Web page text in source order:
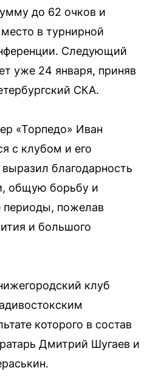
до 62 очков и
в турнирной
Следующий
уже 24 января, приняв
СКА.
«Торпедо» Иван
с клубом и его
благодарность
общую борьбу и
периоды, пожелав
и большого
клуб
которого в состав
Дмитрий Шугаев и